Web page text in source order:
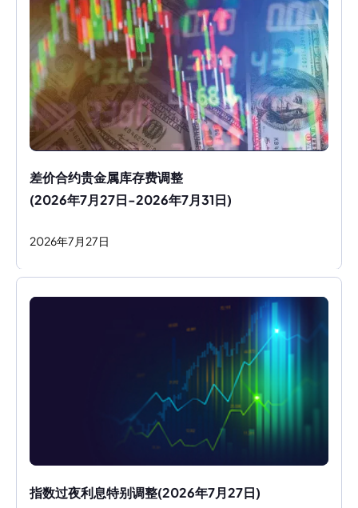
差价合约贵金属库存费调整
(2026年7月27日-2026年7月31日)
2026年7 月 27日
指数过夜利息特别调整(2026年7月27日)